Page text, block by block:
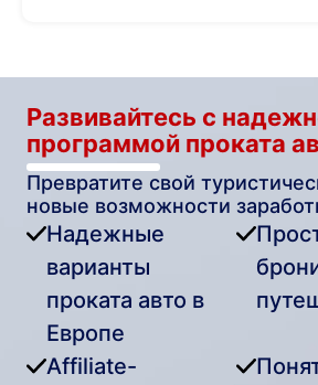
Развивайтесь с
программой проката
Превратите свой
новые возможности
Надежные
варианты
проката авто в
Европе
Affiliate-